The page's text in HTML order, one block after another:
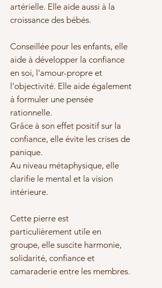
artérielle. Elle aide aussi à la
croissance des bébés.
Conseillée pour les enfants, elle
aide à développer la confiance
en soi, l'amour-propre et
l'objectivité. Elle aide également
à formuler une pensée
rationnelle.
Grâce à son effet positif sur la
confiance, elle évite les crises de
panique.
Au niveau métaphysique, elle
clarifie le mental et la vision
intérieure.
Cette pierre est
particulièrement utile en
groupe, elle suscite harmonie,
solidarité, confiance et
camaraderie entre les membres.